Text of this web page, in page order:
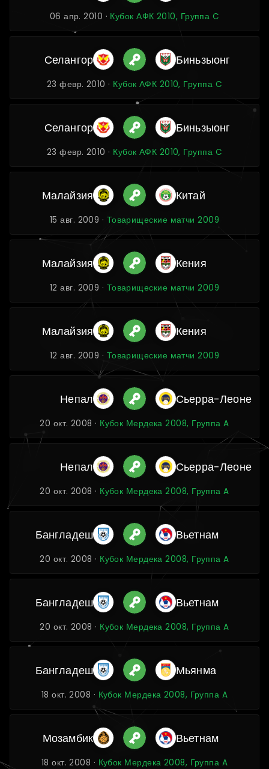
06 апр. 2010 · Кубок АФК 2010, Группа C
Селангор Биньзыонг
23 февр. 2010 · Кубок АФК 2010, Группа C
Селангор Биньзыонг
23 февр. 2010 · Кубок АФК 2010, Группа C
Малайзия Китай
15 авг. 2009 · Товарищеские матчи 2009
Малайзия Кения
12 авг. 2009 · Товарищеские матчи 2009
Малайзия Кения
12 авг. 2009 · Товарищеские матчи 2009
Непал Сьерра-Леоне
20 окт. 2008 · Кубок Мердека 2008, Группа A
Непал Сьерра-Леоне
20 окт. 2008 · Кубок Мердека 2008, Группа A
Бангладеш Вьетнам
20 окт. 2008 · Кубок Мердека 2008, Группа A
Бангладеш Вьетнам
20 окт. 2008 · Кубок Мердека 2008, Группа A
Бангладеш Мьянма
18 окт. 2008 · Кубок Мердека 2008, Группа A
Мозамбик Вьетнам
18 окт. 2008 · Кубок Мердека 2008, Группа A